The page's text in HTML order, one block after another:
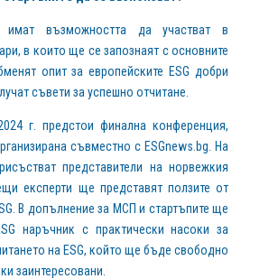
имат възможността да участват в
в които ще се запознаят с основните
опит за европейските ESG добри
съвети за успешно отчитане.
г. предстои финална конференция,
съвместно с ESGnews.bg. На
представители на норвежкия
експерти ще представят ползите от
В допълнение за МСП и стартъпите ще
наръчник с практически насоки за
на ESG, който ще бъде свободно
заинтересовани.